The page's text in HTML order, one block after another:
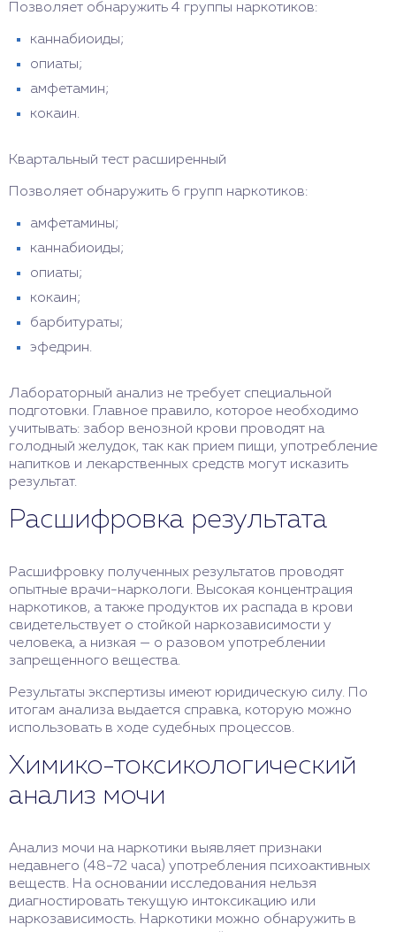
Позволяет обнаружить 4 группы наркотиков:
каннабиоиды;
опиаты;
амфетамин;
кокаин.
Квартальный тест расширенный
Позволяет обнаружить 6 групп наркотиков:
амфетамины;
каннабиоиды;
опиаты;
кокаин;
барбитураты;
эфедрин.
Лабораторный анализ не требует специальной
подготовки. Главное правило, которое необходимо
учитывать: забор венозной крови проводят на
голодный желудок, так как прием пищи, употребление
напитков и лекарственных средств могут исказить
результат.
Расшифровка результата
Расшифровку полученных результатов проводят
опытные врачи-наркологи. Высокая концентрация
наркотиков, а также продуктов их распада в крови
свидетельствует о стойкой наркозависимости у
человека, а низкая — о разовом употреблении
запрещенного вещества.
Результаты экспертизы имеют юридическую силу. По
итогам анализа выдается справка, которую можно
использовать в ходе судебных процессов.
Химико-токсикологический
анализ мочи
Анализ мочи на наркотики выявляет признаки
недавнего (48-72 часа) употребления психоактивных
веществ. На основании исследования нельзя
диагностировать текущую интоксикацию или
наркозависимость. Наркотики можно обнаружить в